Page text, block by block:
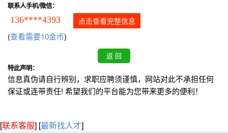
联系人手机/微信：
136****4393 点击查看完整信息
(查看需要10金币)
特此声明：
信息真伪请自行辨别，求职应聘须谨慎，网站对此不承担任何
保证或连带责任! 希望我们的平台能为您带来更多的便利！
[联系客服] [最新找人才]